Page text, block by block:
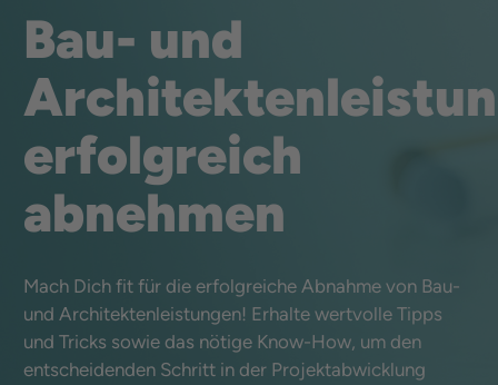
Bau- und
erfolgreich
abnehmen
Mach Dich fit für die erfolgreiche Abnahme von Bau-
und Architektenleistungen! Erhalte wertvolle Tipps
und Tricks sowie das nötige Know-How, um den
entscheidenden Schritt in der Projektabwicklung